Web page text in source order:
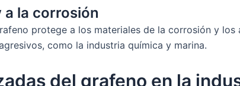
a la corrosión
protege a los materiales de la corrosión y los
como la industria química y marina.
del grafeno en la